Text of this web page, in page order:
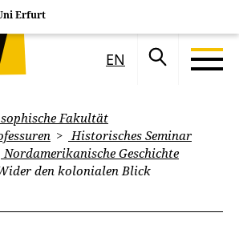
Erfurt
EN
Fakultät
Historisches Seminar
Nordamerikanische Geschichte
den kolonialen Blick